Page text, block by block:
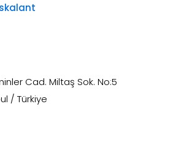
Cad. Miltaş Sok. No:5
/ Türkiye